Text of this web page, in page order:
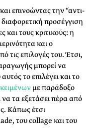
επινοώντας την “αντι-
προσέγγιση
και τους κριτικούς: η
και ο
τις επιλογές του. Έτσι,
μπορεί να
το επιλέγει και το
με παράδοξο
τα εξετάσει πέρα από
Κάπως έτσι
του collage και του